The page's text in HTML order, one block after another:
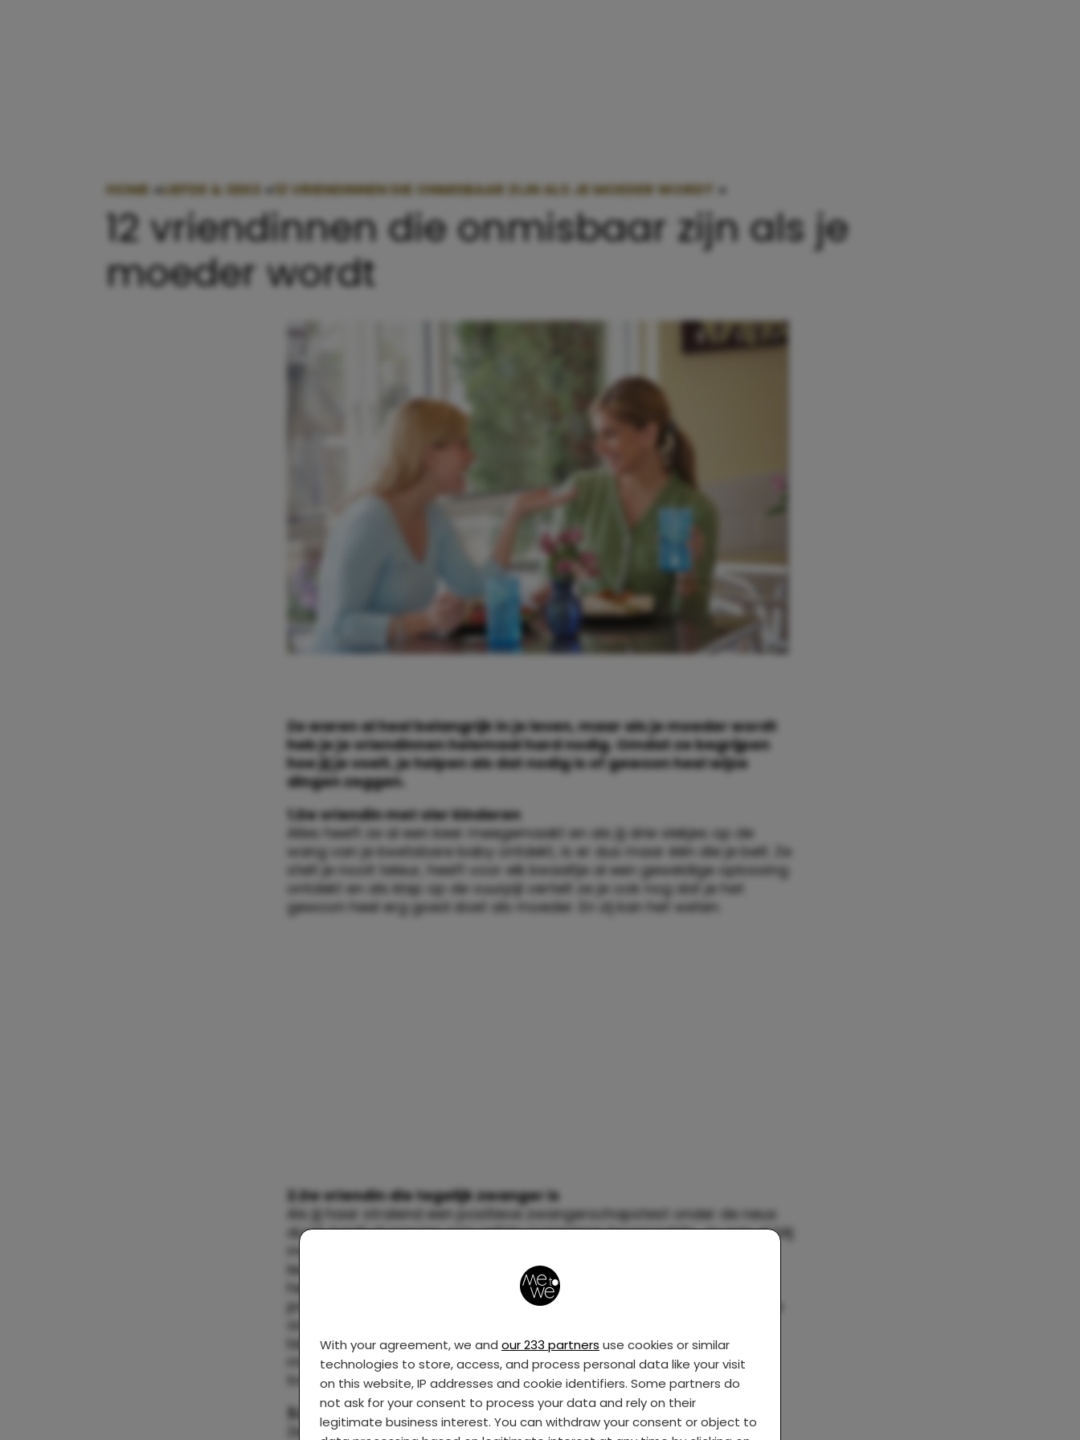
With your agreement, we and our 233 partners use cookies or similar
technologies to store, access, and process personal data like your visit
on this website, IP addresses and cookie identifiers. Some partners do
not ask for your consent to process your data and rely on their
legitimate business interest. You can withdraw your consent or object to
HOME »LIEFDE & SEKS »12 VRIENDINNEN DIE ONMISBAAR ZIJN ALS JE MOEDER WORDT »
12 vriendinnen die onmisbaar zijn als je
moeder wordt
Ze waren al heel belangrijk in je leven, maar als je moeder wordt
heb je je vriendinnen helemaal hard nodig. Omdat ze begrijpen
hoe jij je voelt, je helpen als dat nodig is of gewoon heel wijze
dingen zeggen.
1.De vriendin met vier kinderen
Alles heeft ze al een keer meegemaakt en als jij drie vlekjes op de
wang van je kwetsbare baby ontdekt, is er dus maar één die je belt. Ze
stelt je nooit teleur, heeft voor elk kwaaltje al een geweldige oplossing
ontdekt en als klap op de vuurpijl vertelt ze je ook nog dat je het
gewoon heel erg goed doet als moeder. En zij kan het weten.
2.De vriendin die tegelijk zwanger is
Als jij haar stralend een positieve zwangerschapstest onder de neus
duwt, haalt zij precies zo’n zelfde exemplaar tevoorschijn. Je was al blij
met je zwangerschap, maar nu je die met haar kunt delen, is de
leukheidsfactor nog eens verdubbeld. Want deze vriendin vindt het
helemaal niet vervelend om eindeloos over schopjes en hikjes te
praten, weet precies hoe het voelt als het maagzuur zo’n beetje uit je
oren spuit en weet hoe zat je het bent als die bevalling maar op zich
laat wachten. Bovendien is het het fijnst om kraambedleed te delen
met iemand die op hetzelfde moment wordt geplaagd door
trekkende hechtingen en pijnlijke naweeën.
3.De vriendin die je dus écht midden in de nacht kunt bellen
Ze zegt het niet alleen, ze meent het ook. En als je dan om 3.21 uur